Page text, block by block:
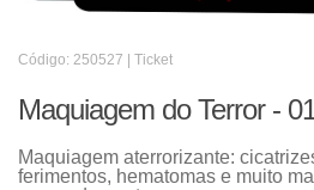
Código: 250527 | Ticket
Maquiagem do Terror -
Maquiagem aterrorizante:
ferimentos, hematomas e muito